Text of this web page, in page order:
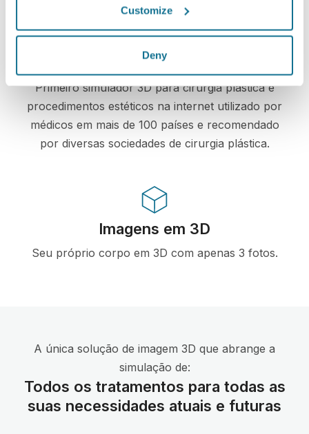
Customize
Deny
Alta tecnologia
Primeiro simulador 3D para cirurgia plástica e
procedimentos estéticos na internet utilizado por
médicos em mais de 100 países e recomendado
por diversas sociedades de cirurgia plástica.
Imagens em 3D
Seu próprio corpo em 3D com apenas 3 fotos.
A única solução de imagem 3D que abrange a
simulação de:
Todos os tratamentos para todas as
suas necessidades atuais e futuras